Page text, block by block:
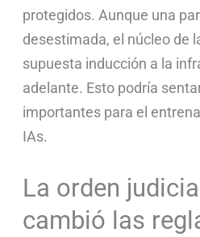
protegidos. Aunque una
desestimada, el núcleo de
supuesta inducción a la
adelante. Esto podría
importantes para el
IAs.
La orden
cambió las